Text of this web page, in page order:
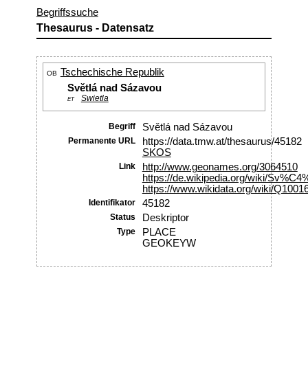
Begriffssuche
Thesaurus - Datensatz
OB Tschechische Republik
Světlá nad Sázavou
ET Swietla
Begriff Světlá nad Sázavou
Permanente URL
https://data.tmw.at/thesaurus/45182
SKOS
Link
http://www.geonames.org/3064510
https://de.wikipedia.org/wiki/
https://www.wikidata.org/wiki/
Identifikator 45182
Status Deskriptor
Type
PLACE
GEOKEYW